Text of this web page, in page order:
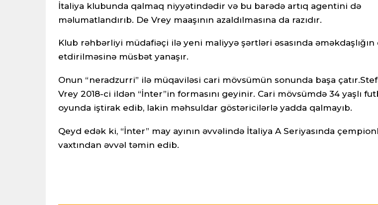
İtaliya klubunda qalmaq niyyətindədir və bu barədə artıq agentini də
məlumatlandırıb. De Vrey maaşının azaldılmasına da razıdır.
Klub rəhbərliyi müdafiəçi ilə yeni maliyyə şərtləri əsasında əməkdaşlığın
etdirilməsinə müsbət yanaşır.
Onun “neradzurri” ilə müqaviləsi cari mövsümün sonunda başa
Vrey 2018-ci ildən “İnter”in formasını geyinir. Cari mövsümdə 34 yaşlı
oyunda iştirak edib, lakin məhsuldar göstəricilərlə yadda qalmayıb.
Qeyd edək ki, “İnter” may ayının əvvəlində İtaliya A Seriyasında
vaxtından əvvəl təmin edib.